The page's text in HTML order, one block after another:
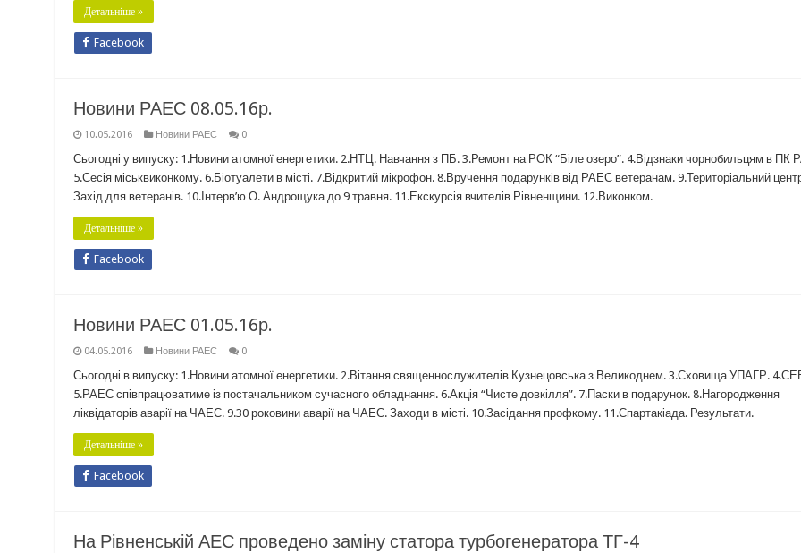
Детальніше »
Facebook
Новини РАЕС 08.05.16р.
10.05.2016 Новини РАЕС 0
Сьогодні у випуску: 1.Новини атомної енергетики. 2.НТЦ. Навчання з ПБ. 3.Ремонт на РОК “Біле озеро”. 4.Відзнаки чорнобильцям в ПК
5.Сесія міськвиконкому. 6.Біотуалети в місті. 7.Відкритий мікрофон. 8.Вручення подарунків від РАЕС ветеранам. 9.Територіальний
Захід для ветеранів. 10.Інтерв’ю О. Андрощука до 9 травня. 11.Екскурсія вчителів Рівненщини. 12.Виконком.
Детальніше »
Facebook
Новини РАЕС 01.05.16р.
04.05.2016 Новини РАЕС 0
Сьогодні в випуску: 1.Новини атомної енергетики. 2.Вітання священнослужителів Кузнецовська з Великоднем. 3.Сховища УПАГР.
5.РАЕС співпрацюватиме із постачальником сучасного обладнання. 6.Акція “Чисте довкілля”. 7.Паски в подарунок. 8.Нагородження
ліквідаторів аварії на ЧАЕС. 9.30 роковини аварії на ЧАЕС. Заходи в місті. 10.Засідання профкому. 11.Спартакіада. Результати.
Детальніше »
Facebook
На Рівненській АЕС проведено заміну статора турбогенератора ТГ-4